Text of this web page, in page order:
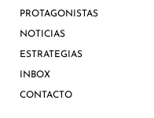
PROTAGONISTAS
NOTICIAS
ESTRATEGIAS
INBOX
CONTACTO